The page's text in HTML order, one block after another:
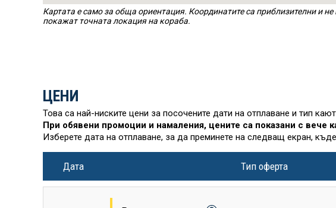
Картата е само за обща ориентация. Координатите са приблизителни и не
покажат точната локация на кораба.
ЦЕНИ
Това са най-ниските цени за посочените дати на отплаване и тип
При обявени промоции и намаления, цените са показани с вече
Изберете дата на отплаване, за да преминете на следващ екран,
Дата Тип оферта